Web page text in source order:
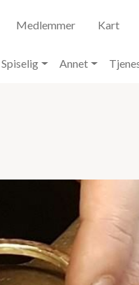
Medlemmer Kart
Spiselig Annet